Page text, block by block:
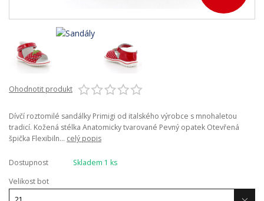
Ohodnotit produkt
Dívčí roztomilé sandálky Primigi od italského výrobce s mnohaletou
tradicí. Kožená stélka Anatomicky tvarované Pevný opatek Otevřená
špička Flexibiln... celý popis
Dostupnost
Skladem 1 ks
Velikost bot